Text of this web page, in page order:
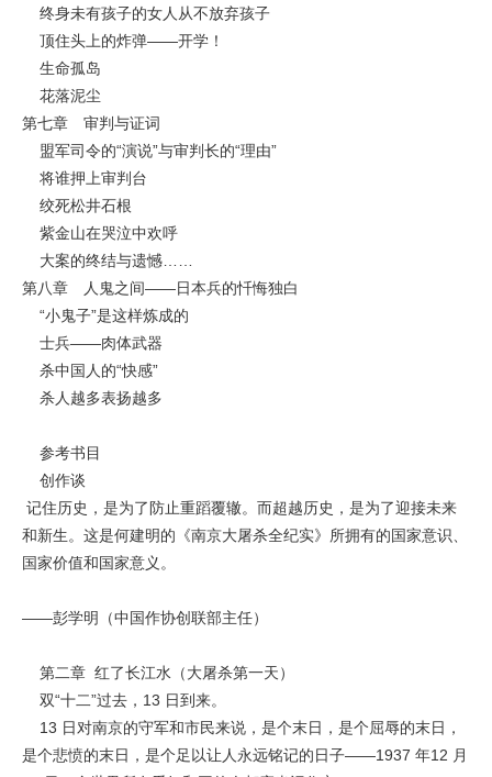
终身未有孩子的女人从不放弃孩子
顶住头上的炸弹——开学！
生命孤岛
花落泥尘
第七章 审判与证词
盟军司令的“演说”与审判长的“理由”
将谁押上审判台
绞死松井石根
紫金山在哭泣中欢呼
大案的终结与遗憾……
第八章 人鬼之间——日本兵的忏悔独白
“小鬼子”是这样炼成的
士兵——肉体武器
杀中国人的“快感”
杀人越多表扬越多
参考书目
创作谈
记住历史，是为了防止重蹈覆辙。而超越历史，是为了迎接未来
和新生。这是何建明的《南京大屠杀全纪实》所拥有的国家意识、
国家价值和国家意义。
——彭学明（中国作协创联部主任）
第二章 红了长江水（大屠杀第一天）
双“十二”过去，13 日到来。
13 日对南京的守军和市民来说，是个末日，是个屈辱的末日，
是个悲愤的末日，是个足以让人永远铭记的日子——1937 年12 月